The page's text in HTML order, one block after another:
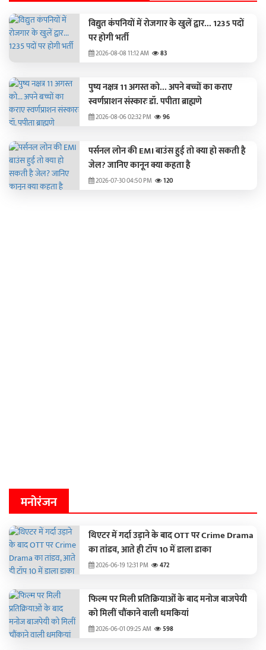
विद्युत कंपनियों में रोजगार के खुलें द्वार... 1235 पदों
पर होगी भर्ती
2026-08-08 11:12 AM 83
पुष्य नक्षत्र 11 अगस्त को... अपने बच्चों का कराए
स्वर्णप्राशन संस्कारः डॉ. पपीता ब्राह्मणे
2026-08-06 02:32 PM 96
पर्सनल लोन की EMI बाउंस हुई तो क्या हो सकती है
जेल? जानिए कानून क्या कहता है
2026-07-30 04:50 PM 120
मनोरंजन
थिएटर में गर्दा उड़ाने के बाद OTT पर Crime Drama
का तांडव, आते ही टॉप 10 में डाला डाका
2026-06-19 12:31 PM 472
फिल्म पर मिली प्रतिक्रियाओं के बाद मनोज बाजपेयी
को मिलीं चौंकाने वाली धमकियां
2026-06-01 09:25 AM 598